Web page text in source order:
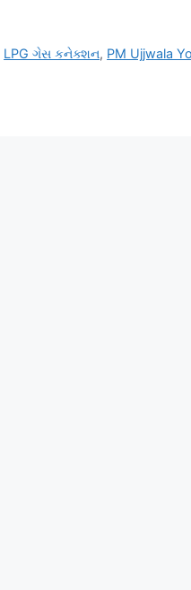
LPG ગેસ કનેક્શન, PM Ujjwala